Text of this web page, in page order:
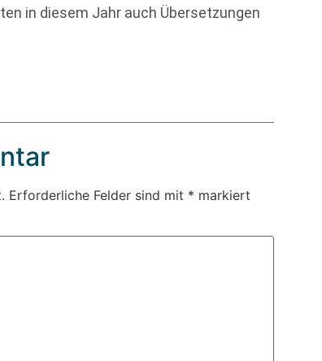
in diesem Jahr auch Übersetzungen
Erforderliche Felder sind mit * markiert